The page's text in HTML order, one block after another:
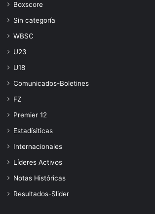
Boxscore
Sin categoría
WBSC
U23
U18
Comunicados-Boletines
FZ
Premier 12
Estadísiticas
Internacionales
Líderes Activos
Notas Históricas
Resultados-Slider